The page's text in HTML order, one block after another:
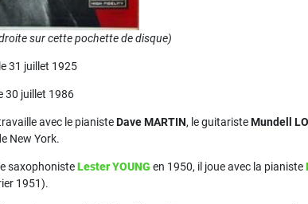
sur cette pochette de disque)
31 juillet 1925
30 juillet 1986
avec le pianisteDave MARTIN, le guitaristeMundell
New York.
saxophonisteLester YOUNG en 1950, il joue avec la pianiste
1951).